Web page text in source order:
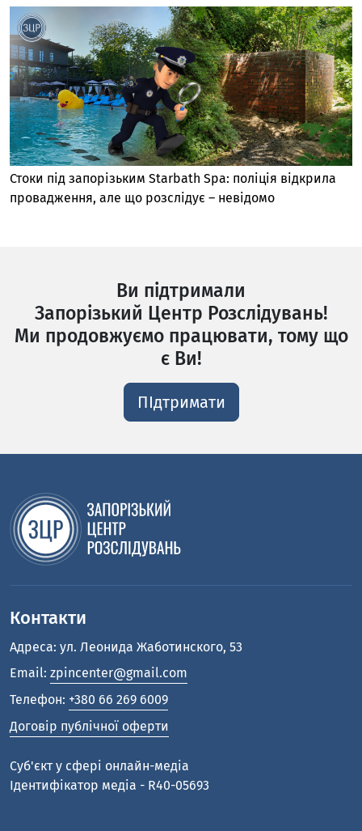
Стоки під запорізьким Starbath Spa: поліція відкрила
провадження, але що розслідує – невідомо
Ви підтримали
Запорізький Центр Розслідувань!
Ми продовжуємо працювати, тому що
є Ви!
ПІдтримати
Контакти
Адреса: ул. Леонида Жаботинского, 53
Email: zpincenter@gmail.com
Телефон: +380 66 269 6009
Договір публічної оферти
Cуб'єкт у сфері онлайн-медіа
Ідентифікатор медіа - R40-05693